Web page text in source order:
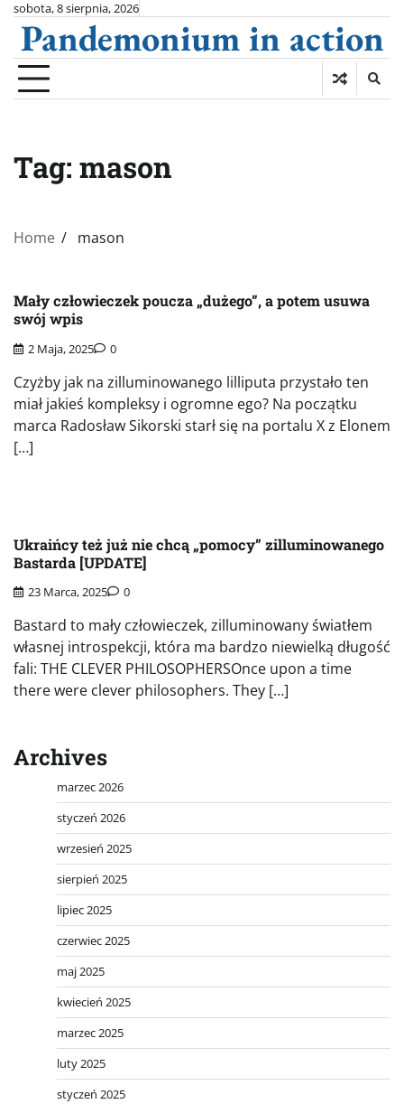
Skip
content
sobota, 8 sierpnia, 2026
Pandemonium in action
Tag: mason
Home mason
Mały człowieczek poucza „dużego”, a potem usuwa
swój wpis
2 Maja, 2025 0
Czyżby jak na zilluminowanego lilliputa przystało ten
miał jakieś kompleksy i ogromne ego? Na początku
marca Radosław Sikorski starł się na portalu X z Elonem
[…]
Ukraińcy też już nie chcą „pomocy” zilluminowanego
Bastarda [UPDATE]
23 Marca, 2025 0
Bastard to mały człowieczek, zilluminowany światłem
własnej introspekcji, która ma bardzo niewielką długość
fali: THE CLEVER PHILOSOPHERSOnce upon a time
there were clever philosophers. They […]
Archives
marzec 2026
styczeń 2026
wrzesień 2025
sierpień 2025
lipiec 2025
czerwiec 2025
maj 2025
kwiecień 2025
marzec 2025
luty 2025
styczeń 2025